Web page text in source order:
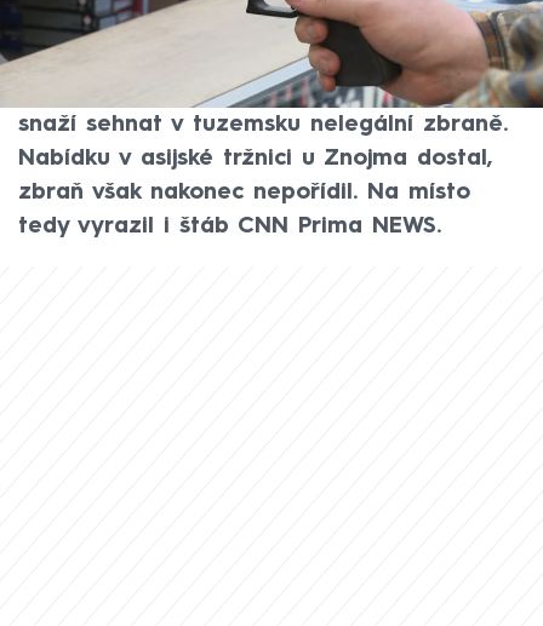
Česko je zbraňové eldorádo, říkají
Rakušané. Rakouská stanice Servus TV
odvysílala reportáž, ve které se reportér
snaží sehnat v tuzemsku nelegální zbraně.
Nabídku v asijské tržnici u Znojma dostal,
zbraň však nakonec nepořídil. Na místo
tedy vyrazil i štáb CNN Prima NEWS.